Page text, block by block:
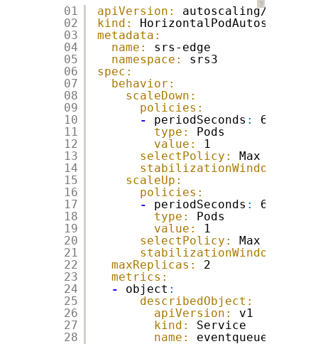
？
01
02
03
04
05
06
07
08
09
10
11
12
13
14
15
16
17
18
19
20
21
22
23
24
25
26
27
28
apiVersion:
autoscaling/v2beta2​
kind:
HorizontalPodAutoscaler​
metadata:
name:
srs-edge​
namespace:
srs3​
spec:
behavior:
scaleDown:
policies:
-
periodSeconds :
60​
type:
Pods​
value:
1​
selectPolicy:
Max​
scaleUp:
policies:
-
periodSeconds :
60​
type:
Pods​
value:
1​
selectPolicy:
Max​
maxReplicas:
2​
metrics:
-
object :
describedObject:
apiVersion:
v1​
kind:
Service​
name:
eventqueue​